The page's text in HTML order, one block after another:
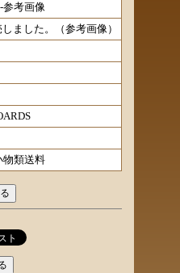
参考画像
ました。（参考画像）
物類送料